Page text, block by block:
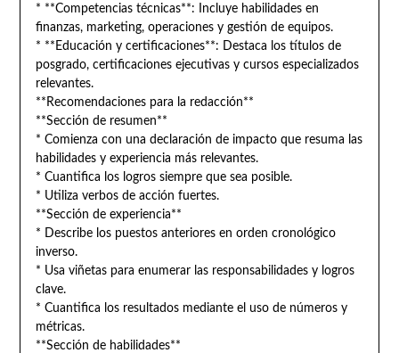
* **Competencias técnicas**: Incluye habilidades en
finanzas, marketing, operaciones y gestión de equipos.
* **Educación y certificaciones**: Destaca los títulos de
posgrado, certificaciones ejecutivas y cursos especializados
relevantes.
**Recomendaciones para la redacción**
**Sección de resumen**
* Comienza con una declaración de impacto que resuma las
habilidades y experiencia más relevantes.
* Cuantifica los logros siempre que sea posible.
* Utiliza verbos de acción fuertes.
**Sección de experiencia**
* Describe los puestos anteriores en orden cronológico
inverso.
* Usa viñetas para enumerar las responsabilidades y logros
clave.
* Cuantifica los resultados mediante el uso de números y
métricas.
**Sección de habilidades**